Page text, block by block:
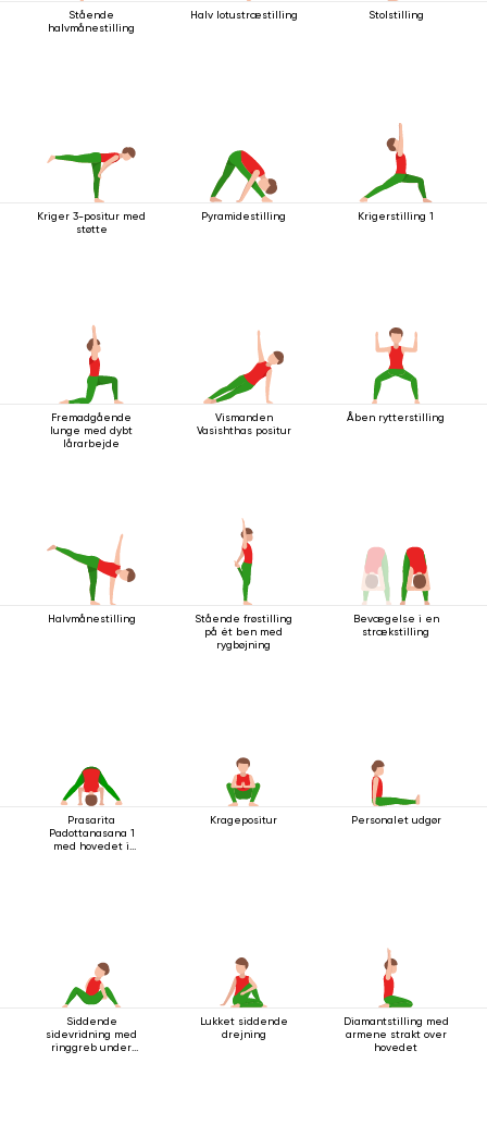
Stående
halvmånestilling
Halv lotustræstilling Stolstilling
Kriger 3-positur med
støtte
Pyramidestilling Krigerstilling 1
Fremadgående
lunge med dybt
lårarbejde
Vismanden
Vasishthas positur
Åben rytterstilling
Halvmånestilling
Stående frøstilling
på ét ben med
rygbøjning
Bevægelse i en
strækstilling
Prasarita
Padottanasana 1
med hovedet i
Kragepositur Personalet udgør
Siddende
sidevridning med
ringgreb under
Lukket siddende
drejning
Diamantstilling med
armene strakt over
hovedet